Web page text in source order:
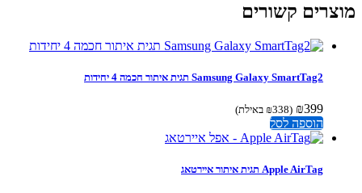
קשורים
Samsung Galaxy SmartTag2 תגית איתור חכמה 4 יחידות
₪
(
₪ 338 באילת)
הוספה לסל
Apple AirTag תגית איתור איירטאג